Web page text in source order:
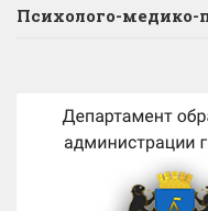
Психолого-медико-